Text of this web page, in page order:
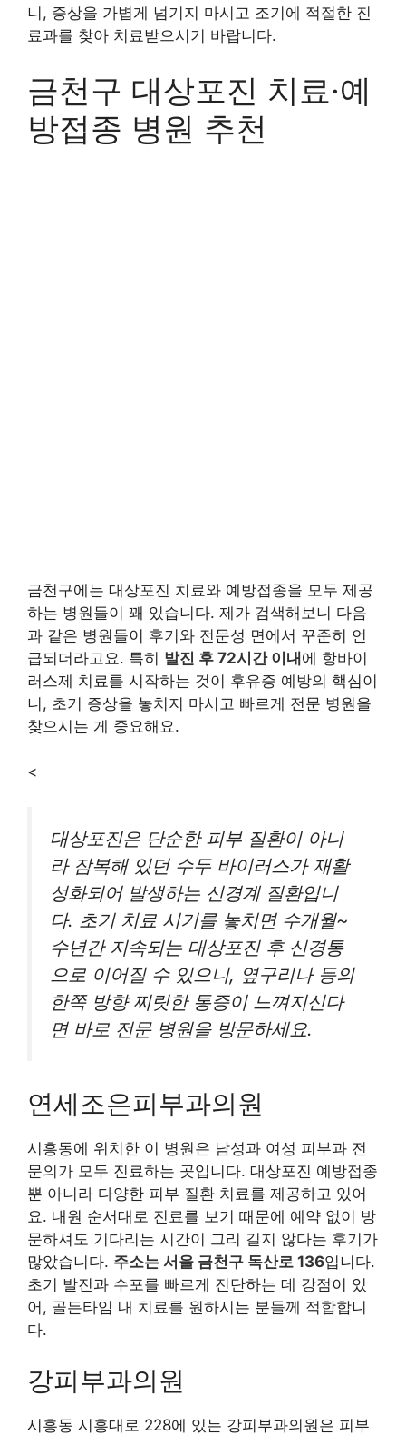
니, 증상을 가볍게 넘기지 마시고 조기에 적절한 진
료과를 찾아 치료받으시기 바랍니다.
금천구 대상포진 치료·예
방접종 병원 추천
금천구에는 대상포진 치료와 예방접종을 모두 제공
하는 병원들이 꽤 있습니다. 제가 검색해보니 다음
과 같은 병원들이 후기와 전문성 면에서 꾸준히 언
급되더라고요. 특히 발진 후 72시간 이내에 항바이
러스제 치료를 시작하는 것이 후유증 예방의 핵심이
니, 초기 증상을 놓치지 마시고 빠르게 전문 병원을
찾으시는 게 중요해요.
<
대상포진은 단순한 피부 질환이 아니
라 잠복해 있던 수두 바이러스가 재활
성화되어 발생하는 신경계 질환입니
다. 초기 치료 시기를 놓치면 수개월~
수년간 지속되는 대상포진 후 신경통
으로 이어질 수 있으니, 옆구리나 등의
한쪽 방향 찌릿한 통증이 느껴지신다
면 바로 전문 병원을 방문하세요.
연세조은피부과의원
시흥동에 위치한 이 병원은 남성과 여성 피부과 전
문의가 모두 진료하는 곳입니다. 대상포진 예방접종
뿐 아니라 다양한 피부 질환 치료를 제공하고 있어
요. 내원 순서대로 진료를 보기 때문에 예약 없이 방
문하셔도 기다리는 시간이 그리 길지 않다는 후기가
많았습니다. 주소는 서울 금천구 독산로 136입니다.
초기 발진과 수포를 빠르게 진단하는 데 강점이 있
어, 골든타임 내 치료를 원하시는 분들께 적합합니
다.
강피부과의원
시흥동 시흥대로 228에 있는 강피부과의원은 피부